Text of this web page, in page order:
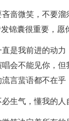
啬微笑，不要
锦囊很重要，愿
是我前进的动力
会不能见你，
言蜚语都不在乎
生气，懂我的人